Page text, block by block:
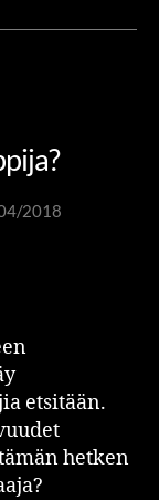
2018
etsitään.
hetken